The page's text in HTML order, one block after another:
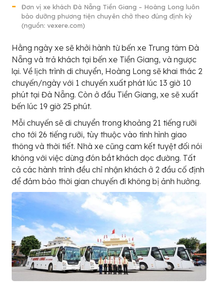
Đơn vị xe khách Đà Nẵng Tiền Giang – Hoàng Long luôn
bảo dưỡng phương tiện chuyên chở theo đúng định kỳ
(nguồn: vexere.com)
Hằng ngày xe sẽ khởi hành từ bến xe Trung tâm Đà
Nẵng và trả khách tại bến xe Tiền Giang, và ngược
lại. Về lịch trình di chuyển, Hoàng Long sẽ khai thác 2
chuyến/ngày với 1 chuyến xuất phát lúc 13 giờ 10
phút tại Đà Nẵng. Còn ở đầu Tiền Giang, xe sẽ xuất
bến lúc 19 giờ 25 phút.
Mỗi chuyến sẽ di chuyển trong khoảng 21 tiếng rưỡi
cho tới 26 tiếng rưỡi, tùy thuộc vào tình hình giao
thông và thời tiết. Nhà xe cũng cam kết tuyệt đối nói
không với việc dừng đón bắt khách dọc đường. Tất
cả các hành trình đều chỉ nhận khách ở 2 đầu cố định
để đảm bảo thời gian chuyến đi không bị ảnh hưởng.